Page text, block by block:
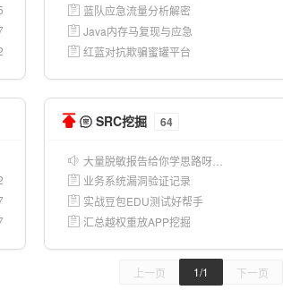
蓝队应急流量分析解密
Java内存马复现与应急
红蓝对抗欺骗蜜罐平台
SRC挖掘 64
大量脱敏报告给你学思路呀…
业务系统漏洞验证记录
实战豆包EDU测试好帮手
汇总越权重放APP挖掘
上一页 1/1 下一页